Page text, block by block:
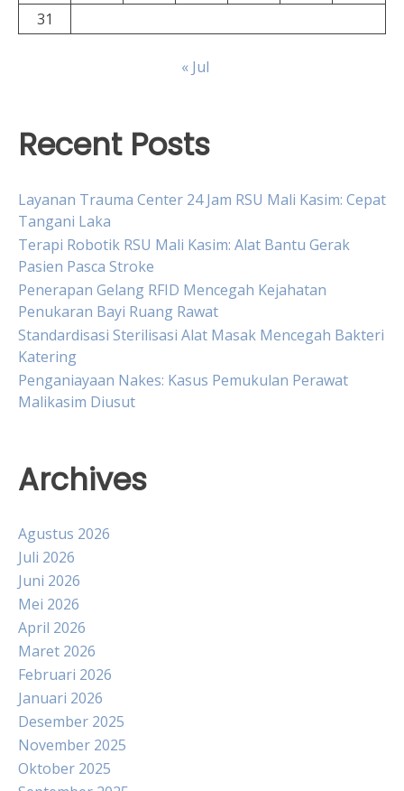
31
« Jul
Recent Posts
Layanan Trauma Center 24 Jam RSU Mali Kasim: Cepat
Tangani Laka
Terapi Robotik RSU Mali Kasim: Alat Bantu Gerak
Pasien Pasca Stroke
Penerapan Gelang RFID Mencegah Kejahatan
Penukaran Bayi Ruang Rawat
Standardisasi Sterilisasi Alat Masak Mencegah Bakteri
Katering
Penganiayaan Nakes: Kasus Pemukulan Perawat
Malikasim Diusut
Archives
Agustus 2026
Juli 2026
Juni 2026
Mei 2026
April 2026
Maret 2026
Februari 2026
Januari 2026
Desember 2025
November 2025
Oktober 2025